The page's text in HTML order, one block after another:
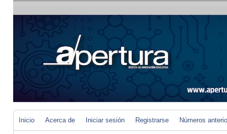
Inicio Acerca de Iniciar sesión Registrarse Números